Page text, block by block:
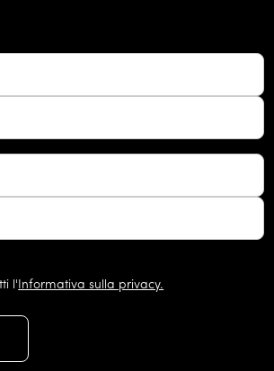
l'Informativa sulla privacy.